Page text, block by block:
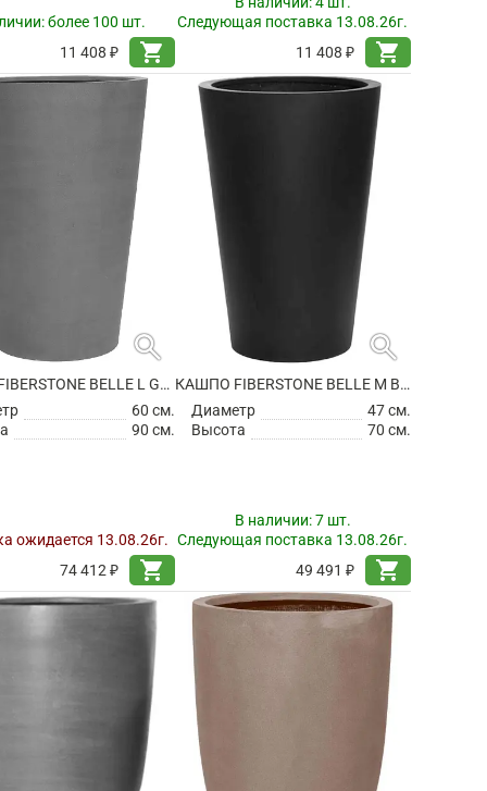
более 100 шт.
11 408 ₽
shopping_cart
Следующая поставка 13.08.26г.
11 408 ₽
shopping_cart
search
КАШПО FIBERSTONE BELLE L GREY
60 см.
90 см.
ожидается 13.08.26г.
74 412 ₽
shopping_cart
search
КАШПО FIBERSTONE BELLE M BLACK
Диаметр
47 см.
Высота
70 см.
В наличии:7 шт.
Следующая поставка 13.08.26г.
49 491 ₽
shopping_cart